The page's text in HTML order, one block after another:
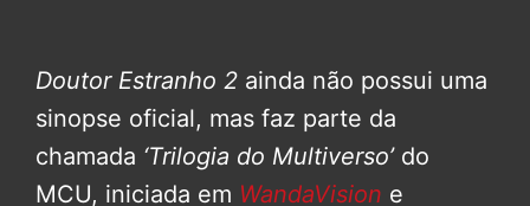
Doutor Estranho 2 ainda não possui uma
sinopse oficial, mas faz parte da
chamada ‘Trilogia do Multiverso’do
MCU, iniciada em WandaVision e